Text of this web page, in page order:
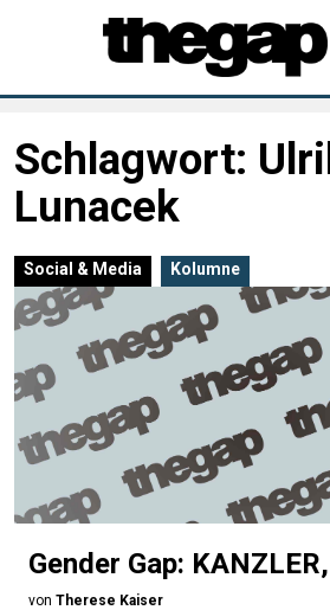
Schlagwort:
Lunacek
Social & Media Kolumne
Gender Gap:
von Therese Kaiser